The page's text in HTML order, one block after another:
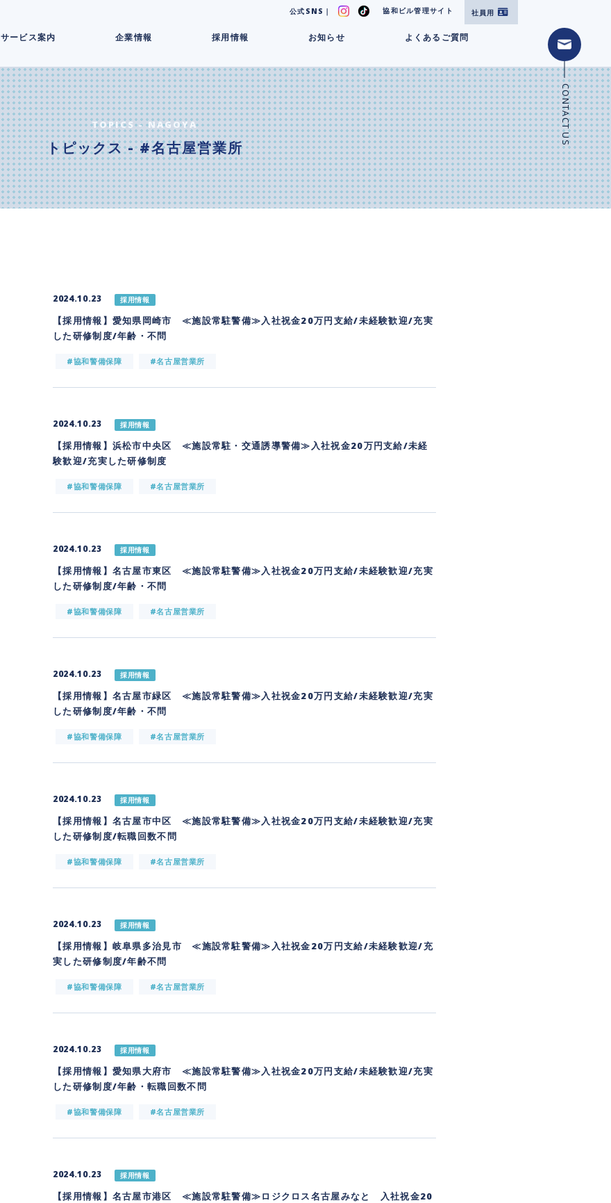
公式SNS｜ 協和ビル管理サイト 社員用
ツ
へ
ス
キ
ッ
プ
サービス案内 企業情報 採用情報 お知らせ よくあるご質問
TOPICS - NAGOYA
トピックス - #名古屋営業所
2024.10.23 採用情報
【採用情報】愛知県岡崎市 ≪施設常駐警備≫入社祝金20万円支給/未経験歓迎/充実
した研修制度/年齢・不問
#協和警備保障 #名古屋営業所
2024.10.23 採用情報
【採用情報】浜松市中央区 ≪施設常駐・交通誘導警備≫入社祝金20万円支給/未経
験歓迎/充実した研修制度
#協和警備保障 #名古屋営業所
2024.10.23 採用情報
【採用情報】名古屋市東区 ≪施設常駐警備≫入社祝金20万円支給/未経験歓迎/充実
した研修制度/年齢・不問
#協和警備保障 #名古屋営業所
2024.10.23 採用情報
【採用情報】名古屋市緑区 ≪施設常駐警備≫入社祝金20万円支給/未経験歓迎/充実
した研修制度/年齢・不問
#協和警備保障 #名古屋営業所
2024.10.23 採用情報
【採用情報】名古屋市中区 ≪施設常駐警備≫入社祝金20万円支給/未経験歓迎/充実
した研修制度/転職回数不問
#協和警備保障 #名古屋営業所
2024.10.23 採用情報
【採用情報】岐阜県多治見市 ≪施設常駐警備≫入社祝金20万円支給/未経験歓迎/充
実した研修制度/年齢不問
#協和警備保障 #名古屋営業所
2024.10.23 採用情報
【採用情報】愛知県大府市 ≪施設常駐警備≫入社祝金20万円支給/未経験歓迎/充実
した研修制度/年齢・転職回数不問
#協和警備保障 #名古屋営業所
2024.10.23 採用情報
【採用情報】名古屋市港区 ≪施設常駐警備≫ロジクロス名古屋みなと 入社祝金20